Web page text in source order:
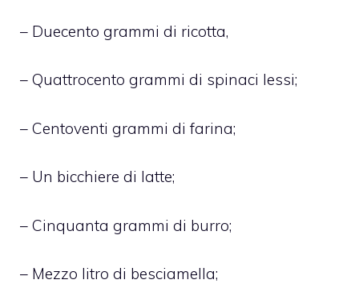
– Duecento grammi di ricotta,
– Quattrocento grammi di spinaci lessi;
– Centoventi grammi di farina;
– Un bicchiere di latte;
– Cinquanta grammi di burro;
– Mezzo litro di besciamella;